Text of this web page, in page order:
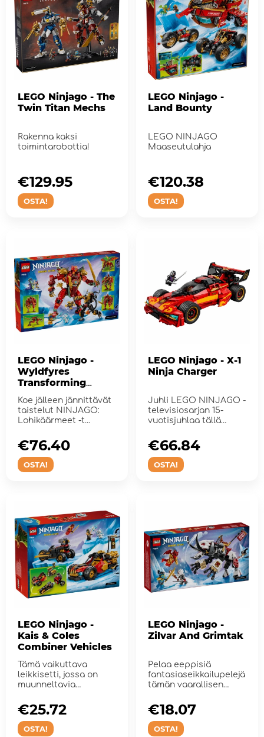
LEGO Ninjago - The
Twin Titan Mechs
Rakenna kaksi
toimintarobottia!
OSTA!
€129.95
LEGO Ninjago -
Land Bounty
LEGO NINJAGO
Maaseutulahja
OSTA!
€120.38
LEGO Ninjago -
Wyldfyres
Transforming
Dragon Mech
Koe jälleen jännittävät
taistelut NINJAGO:
Lohikäärmeet -t...
OSTA!
€76.40
LEGO Ninjago - X-1
Ninja Charger
Juhli LEGO NINJAGO -
televisiosarjan 15-
vuotisjuhlaa tällä
OSTA!
€66.84
LEGO Ninjago -
Kais & Coles
Combiner Vehicles
Tämä vaikuttava
leikkisetti, jossa on
muunneltavia
OSTA!
€25.72
LEGO Ninjago -
Zilvar And Grimtak
Pelaa eeppisiä
fantasiaseikkailupelejä
tämän vaarallisen
OSTA!
€18.07